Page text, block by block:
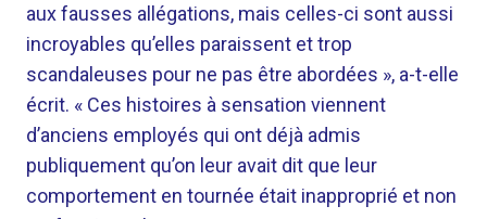
aux fausses allégations, mais celles-ci sont aussi
incroyables qu’elles paraissent et trop
scandaleuses pour ne pas être abordées », a-t-elle
écrit. « Ces histoires à sensation viennent
d’anciens employés qui ont déjà admis
publiquement qu’on leur avait dit que leur
comportement en tournée était inapproprié et non